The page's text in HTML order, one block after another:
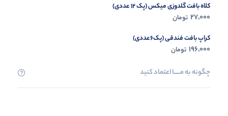
کلاه بافت گلدوزی میکس (پک 12 عددی)
27,000 تومان
کراپ بافت فندقی (پک6عددی)
196,000 تومان
چگونه به مــــــا اعتماد کنید